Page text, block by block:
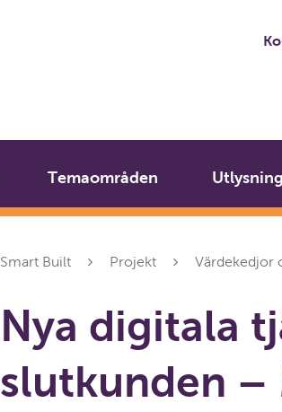
Temaområden
Smart Built Projekt Värdekedjor
Nya digitala
slutkunden –